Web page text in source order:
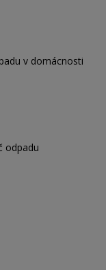
v domácnosti
odpadu